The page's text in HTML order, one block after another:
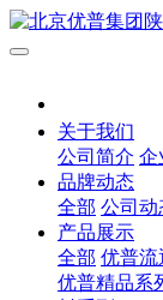
关于我们
公司简介 企
品牌动态
全部 公司动
产品展示
全部 优普流
优普精品系